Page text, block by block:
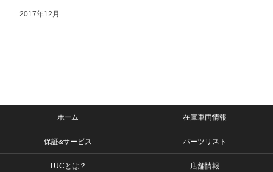
2017年12月
ホーム 在庫車両情報
保証&サービス パーツリスト
TUCとは？ 店舗情報